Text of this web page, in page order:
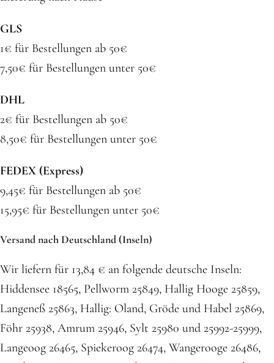
GLS
1€ für Bestellungen ab 50€
7,50€ für Bestellungen unter 50€
DHL
2€ für Bestellungen ab 50€
8,50€ für Bestellungen unter 50€
FEDEX (Express)
9,45€ für Bestellungen ab 50€
15,95€ für Bestellungen unter 50€
Versand nach Deutschland (Inseln)
Wir liefern für 13,84 € an folgende deutsche Inseln:
Hiddensee 18565, Pellworm 25849, Hallig Hooge 25859,
Langeneß 25863, Hallig: Oland, Gröde und Habel 25869,
Föhr 25938, Amrum 25946, Sylt 25980 und 25992-25999,
Langeoog 26465, Spiekeroog 26474, Wangerooge 26486,